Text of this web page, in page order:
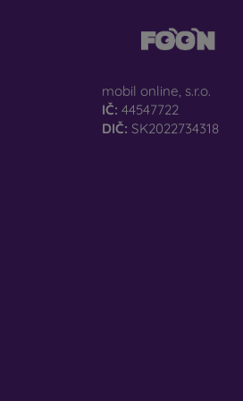
mobil online, s.r.o.
IČ: 44547722
DIČ: SK2022734318